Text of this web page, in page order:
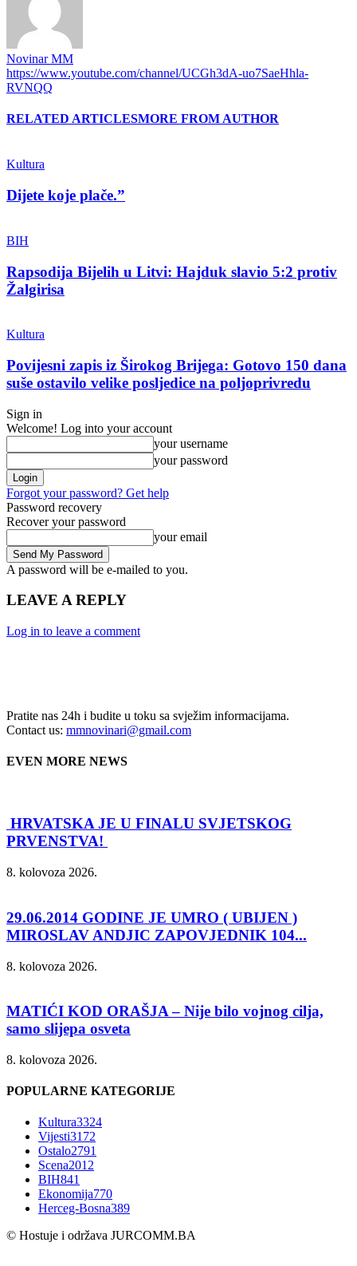
Novinar MM
https://www.youtube.com/channel/UCGh3dA-uo7SaeHhla-
RVNQQ
RELATED ARTICLESMORE FROM AUTHOR
Kultura
Dijete koje plače.”
BIH
Rapsodija Bijelih u Litvi: Hajduk slavio 5:2 protiv
Žalgirisa
Kultura
Povijesni zapis iz Širokog Brijega: Gotovo 150 dana
suše ostavilo velike posljedice na poljoprivredu
Sign in
Welcome! Log into your account
your username
your password
Forgot your password? Get help
Password recovery
Recover your password
your email
A password will be e-mailed to you.
LEAVE A REPLY
Log in to leave a comment
Pratite nas 24h i budite u toku sa svježim informacijama.
Contact us: mmnovinari@gmail.com
EVEN MORE NEWS
HRVATSKA JE U FINALU SVJETSKOG
PRVENSTVA!
8. kolovoza 2026.
29.06.2014 GODINE JE UMRO ( UBIJEN )
MIROSLAV ANDJIC ZAPOVJEDNIK 104...
8. kolovoza 2026.
MATIĆI KOD ORAŠJA – Nije bilo vojnog cilja,
samo slijepa osveta
8. kolovoza 2026.
POPULARNE KATEGORIJE
Kultura3324
Vijesti3172
Ostalo2791
Scena2012
BIH841
Ekonomija770
Herceg-Bosna389
© Hostuje i održava JURCOMM.BA